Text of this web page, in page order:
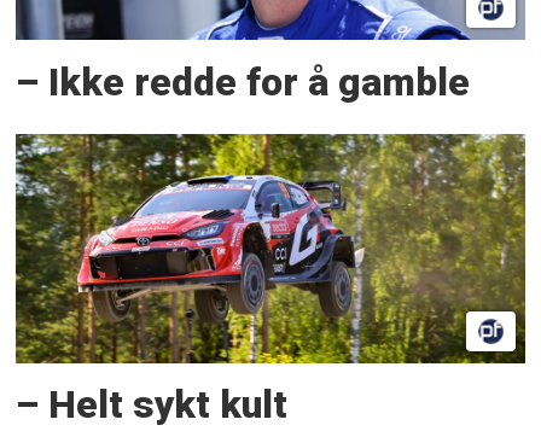
– Ikke redde for å gamble
– Helt sykt kult